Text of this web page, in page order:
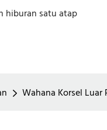
hiburan satu atap
Wahana Korsel